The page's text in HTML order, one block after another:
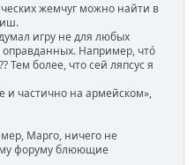
жемчуг можно найти в
игру не для любых
Например, чтó
Тем более, что сей ляпсус я
и частично на армейском»,
Марго, ничего не
форуму блюющие